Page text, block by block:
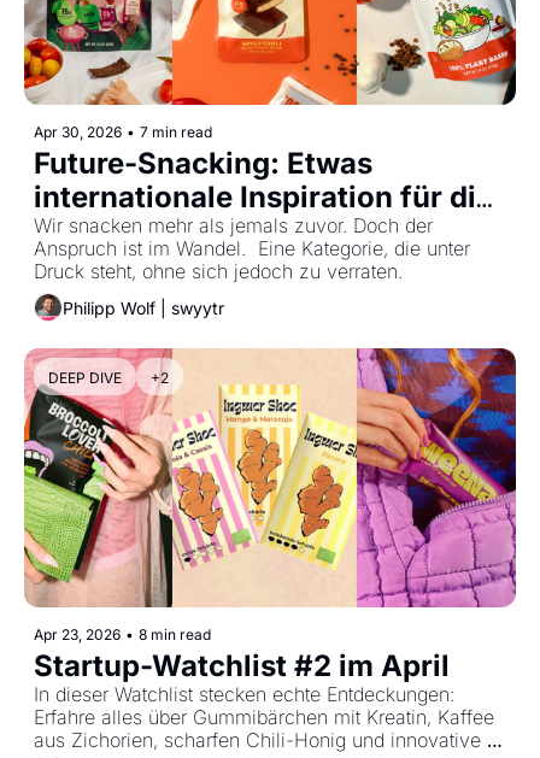
Apr 30, 2026 • 7 min read
Future-Snacking: Etwas
internationale Inspiration für die
Zukunft des Snackings
Wir snacken mehr als jemals zuvor. Doch der
Anspruch ist im Wandel.  Eine Kategorie, die unter
Druck steht, ohne sich jedoch zu verraten.
Philipp Wolf | swyytr
DEEP DIVE +2
Apr 23, 2026 • 8 min read
Startup-Watchlist #2 im April
In dieser Watchlist stecken echte Entdeckungen:
Erfahre alles über Gummibärchen mit Kreatin, Kaffee
aus Zichorien, scharfen Chili-Honig und innovative